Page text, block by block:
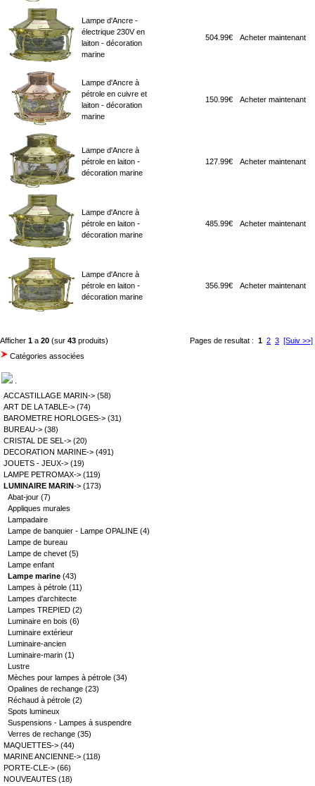
Lampe d'Ancre -
électrique 230V en
laiton - décoration
marine
504.99€ Acheter maintenant
Lampe d'Ancre à
pétrole en cuivre et
laiton - décoration
marine
150.99€ Acheter maintenant
Lampe d'Ancre à
pétrole en laiton -
décoration marine
127.99€ Acheter maintenant
Lampe d'Ancre à
pétrole en laiton -
décoration marine
485.99€ Acheter maintenant
Lampe d'Ancre à
pétrole en laiton -
décoration marine
356.99€ Acheter maintenant
Pages de resultat : 1 2 3 [Suiv >>]
Afficher 1 a 20 (sur 43 produits)
Catégories associées
ACCASTILLAGE MARIN-> (58)
ART DE LA TABLE-> (74)
BAROMETRE HORLOGES-> (31)
BUREAU-> (38)
CRISTAL DE SEL-> (20)
DECORATION MARINE-> (491)
JOUETS - JEUX-> (19)
LAMPE PETROMAX-> (119)
LUMINAIRE MARIN-> (173)
Abat-jour (7)
Appliques murales
Lampadaire
Lampe de banquier - Lampe OPALINE (4)
Lampe de bureau
Lampe de chevet (5)
Lampe enfant
Lampe marine (43)
Lampes à pétrole (11)
Lampes d'architecte
Lampes TREPIED (2)
Luminaire en bois (6)
Luminaire extérieur
Luminaire-ancien
Luminaire-marin (1)
Lustre
Mèches pour lampes à pétrole (34)
Opalines de rechange (23)
Réchaud à pétrole (2)
Spots lumineux
Suspensions - Lampes à suspendre
Verres de rechange (35)
MAQUETTES-> (44)
MARINE ANCIENNE-> (118)
PORTE-CLE-> (66)
NOUVEAUTES (18)